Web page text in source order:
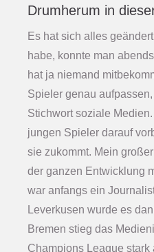
Drumherum in
Es hat sich alles
habe, konnte man
hat ja niemand
Spieler genau
Stichwort soziale
jungen Spieler darauf
sie zukommt. Mein
der ganzen Entwicklung
war anfangs ein
Leverkusen wurde es
Bremen stieg das
Champions League